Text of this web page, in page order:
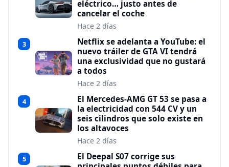
eléctrico… justo antes de
cancelar el coche
Hace 2 días
3
Netflix se adelanta a YouTube: el
nuevo tráiler de GTA VI tendrá
una exclusividad que no gustará
a todos
Hace 2 días
4
El Mercedes-AMG GT 53 se pasa a
la electricidad con 544 CV y un
seis cilindros que solo existe en
los altavoces
Hace 2 días
5
El Deepal S07 corrige sus